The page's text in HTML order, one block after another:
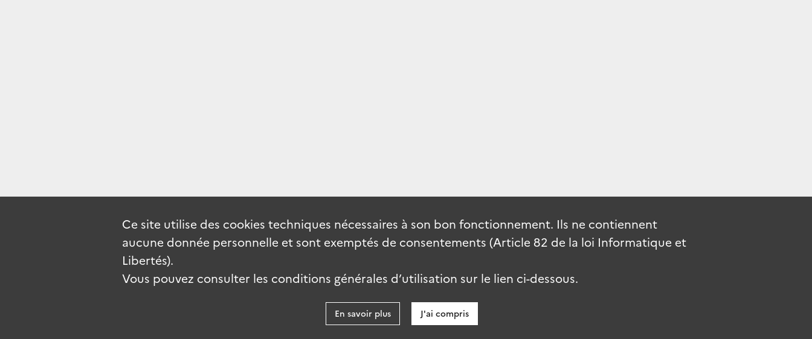
Ce site utilise des cookies techniques nécessaires à son bon fonctionnement. Ils ne contiennent
aucune donnée personnelle et sont exemptés de consentements (Article 82 de la loi Informatique et
Libertés).
Vous pouvez consulter les conditions générales d’utilisation sur le lien ci-dessous.
En savoir plus J'ai compris